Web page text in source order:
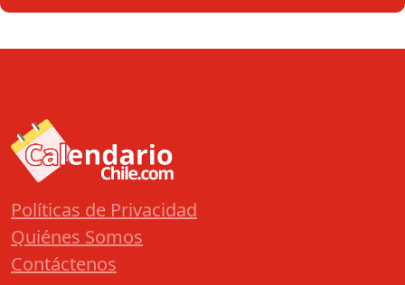
Políticas de Privacidad
Quiénes Somos
Contáctenos